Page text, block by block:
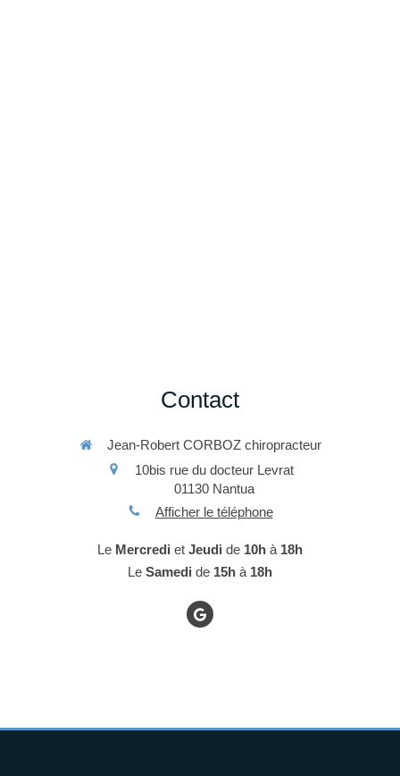
Contact
Jean-Robert CORBOZ chiropracteur
10bis rue du docteur Levrat
01130 Nantua
Afficher le téléphone
Le Mercredi et Jeudi de 10h à 18h
Le Samedi de 15h à 18h